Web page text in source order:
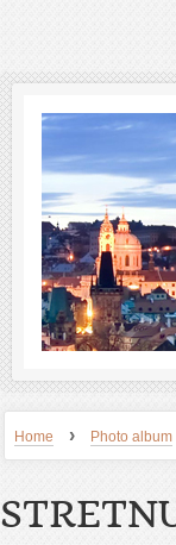
Home › Photo album